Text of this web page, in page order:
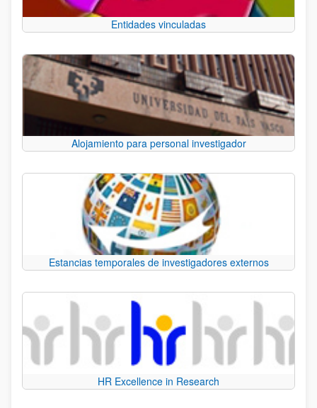
Entidades vinculadas
Alojamiento para personal investigador
Estancias temporales de investigadores externos
HR Excellence in Research